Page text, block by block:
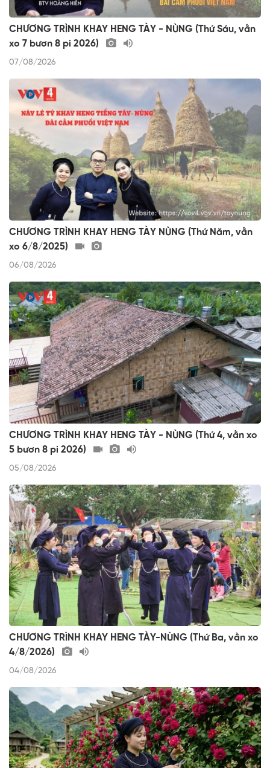
CHƯƠNG TRÌNH KHAY HENG TÀY - NÙNG (Thứ Sáu, vằn
xo 7 bươn 8 pi 2026)
07/08/2026
CHƯƠNG TRÌNH KHAY HENG TÀY NÙNG (Thứ Năm, vằn
xo 6/8/2025)
06/08/2026
CHƯƠNG TRÌNH KHAY HENG TÀY - NÙNG (Thứ 4, vằn xo
5 bươn 8 pi 2026)
05/08/2026
CHƯƠNG TRÌNH KHAY HENG TÀY-NÙNG (Thứ Ba, vằn xo
4/8/2026)
04/08/2026